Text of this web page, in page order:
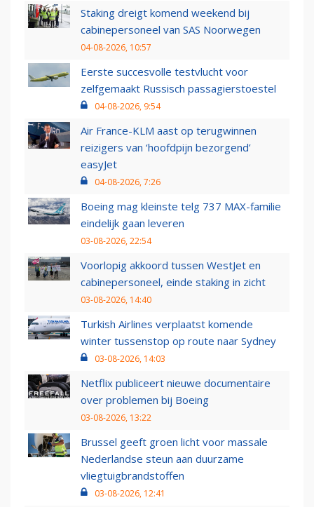
Staking dreigt komend weekend bij
cabinepersoneel van SAS Noorwegen
04-08-2026, 10:57
Eerste succesvolle testvlucht voor
zelfgemaakt Russisch passagierstoestel
04-08-2026, 9:54
Air France-KLM aast op terugwinnen
reizigers van ‘hoofdpijn bezorgend’
easyJet
04-08-2026, 7:26
Boeing mag kleinste telg 737 MAX-familie
eindelijk gaan leveren
03-08-2026, 22:54
Voorlopig akkoord tussen WestJet en
cabinepersoneel, einde staking in zicht
03-08-2026, 14:40
Turkish Airlines verplaatst komende
winter tussenstop op route naar Sydney
03-08-2026, 14:03
Netflix publiceert nieuwe documentaire
over problemen bij Boeing
03-08-2026, 13:22
Brussel geeft groen licht voor massale
Nederlandse steun aan duurzame
vliegtuigbrandstoffen
03-08-2026, 12:41